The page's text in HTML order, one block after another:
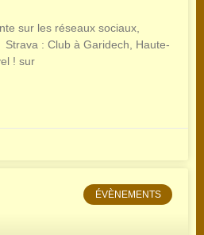
sur les réseaux sociaux,
: Club à Garidech, Haute-
! sur
ÉVÈNEMENTS